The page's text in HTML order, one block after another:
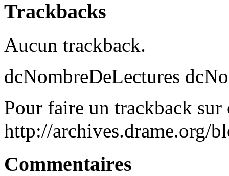
Trackbacks
Aucun trackback.
dcNombreDeLectures
Pour faire un trackback
http://archives.drame.org/
Commentaires